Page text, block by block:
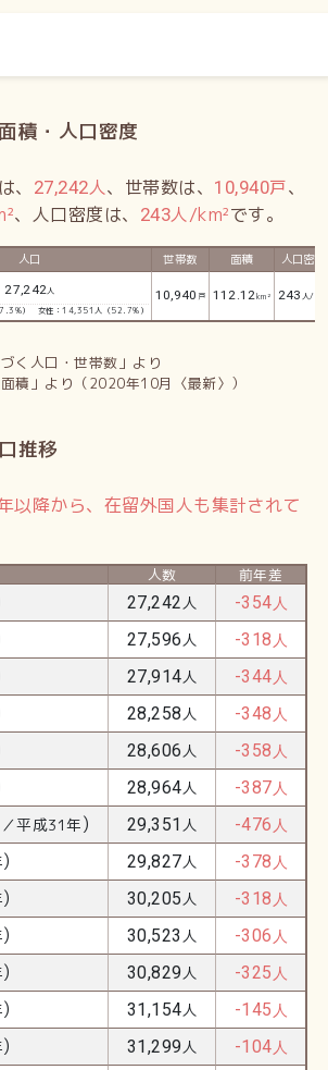
積・人口密度
、 27,242人、世帯数は、 10,940戸、
、人口密度は、 243人/km²です。
人口 世帯数 面積 人口密度
27,242 人
）
女性：14,351人（52.7%）
10,940 戸 112.12 km² 243 人/
く人口・世帯数」より
積」より（2020年10月〈最新〉）
推移
降から、在留外国人も集計されて
人数 前年差
27,242人 -354人
27,596人 -318 人
27,914人 -344人
28,258人 -348 人
28,606人 -358 人
28,964人 -387人
平成31年) 29,351 人 -476 人
) 29,827人 -378 人
) 30,205人 -318 人
) 30,523人 -306 人
) 30,829人 -325 人
) 31,154人 -145 人
) 31,299人 -104人